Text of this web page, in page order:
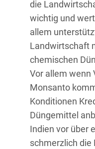
die
wichtig und
allem
Landwirtschaft
chemischen
Vor allem wenn
Monsanto
Konditionen
Düngemittel
Indien vor über
schmerzlich die